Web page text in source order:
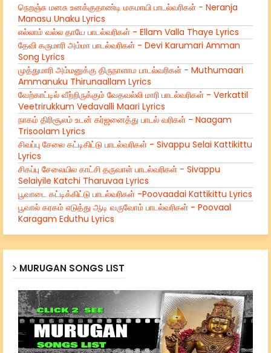
நெறஞ்சு மனசு உனக்குதாண்டி மகமாயி பாடல்வரிகள் - Neranja
Manasu Unaku Lyrics
எல்லாம் வல்ல தாயே பாடல்வரிகள் - Ellam Valla Thaye Lyrics
தேவி கருமாரி அம்மா பாடல்வரிகள் - Devi Karumari Amman
Song Lyrics
முத்துமாரி அம்மனுக்கு திருநாளாம பாடல்வரிகள் - Muthumaari
Ammanuku Thirunaallam Lyrics
வேற்காட்டில் வீற்றிருக்கும் வேதவல்லி மாரி பாடல்வரிகள் - Verkattil
Veetrirukkum Vedavalli Maari Lyrics
நாகம் திரிசூலம் உடன் கர்ஜனைத்து பாடல் வரிகள் - Naagam
Trisoolam Lyrics
சிவப்பு சேலை கட்டிகிட்டு பாடல்வரிகள் - Sivappu Selai Kattikittu
Lyrics
சிகப்பு சேலையில காட்சி தருவாள் பாடல்வரிகள் - Sivappu
Selaiyile Katchi Tharuvaa Lyrics
பூவாடை கட்டிக்கிட்டு பாடல்வரிகள் -Poovaadai Kattikittu Lyrics
பூவால் கரகம் எடுத்து ஆடி வருவோம் பாடல்வரிகள் - Poovaal
Karagam Eduthu Lyrics
MURUGAN SONGS LIST